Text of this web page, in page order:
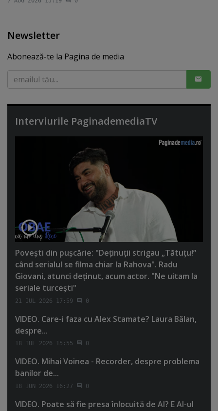
Newsletter
Abonează-te la Pagina de media
Interviurile PaginademediaTV
Poveşti din puşcărie: "Deţinuţii strigau „Tătuţu!”
când serialul se filma chiar la Rahova". Radu
Giovani, atunci deţinut, acum actor. "Ne uitam la
seriale turceşti"
21 IUL 2026 17:59 0
VIDEO. Care-i faza cu Alex Stamate? Laura Bălan,
despre...
18 IUL 2026 15:55 0
VIDEO. Mihai Voinea - Recorder, despre problema
banilor de...
18 IUN 2026 16:27 0
VIDEO. Poate să fie presa înlocuită de AI? E AI-ul